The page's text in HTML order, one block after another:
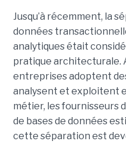
Jusqu’à récemment, la
données
analytiques était
pratique architecturale.
entreprises adoptent
analysent et exploitent
métier, les fournisseurs
de bases de données
cette séparation est